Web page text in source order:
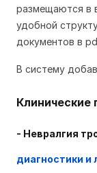
размещаются в
удобной
документов в
В систему
Клинические
- Невралгия
диагностики и